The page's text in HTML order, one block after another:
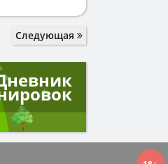
Следующая